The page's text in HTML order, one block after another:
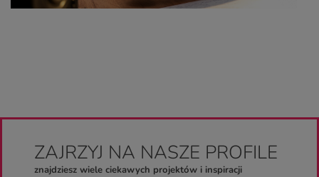
ZAJRZYJ NA NASZE PROFILE
znajdziesz wiele ciekawych projektów i inspiracji